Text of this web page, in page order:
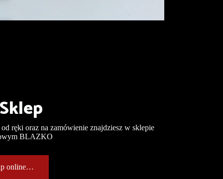
ręki oraz na zamówienie znajdziesz w sklepie
BLAZKO
online…